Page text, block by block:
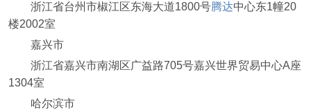
浙江省台州市椒江区东海大道1800号腾达中心东1幢20
楼2002室
嘉兴市
浙江省嘉兴市南湖区广益路705号嘉兴世界贸易中心A座
1304室
哈尔滨市